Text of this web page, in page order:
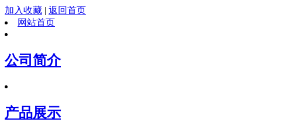
加入收藏 | 返回首页
网站首页
公司简介
产品展示